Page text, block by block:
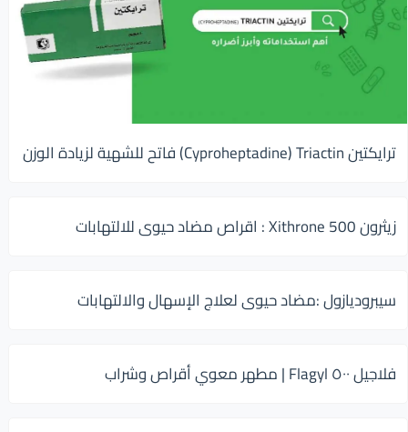
ترايكتين Cyproheptadine) Triactin) فاتح للشهية لزيادة الوزن
زيثرون 500 Xithrone : اقراص مضاد حيوى للالتهابات
سيبروديازول :مضاد حيوى لعلاج الإسهال والالتهابات
فلاجيل ٥٠٠ Flagyl | مطهر معوي أقراص وشراب